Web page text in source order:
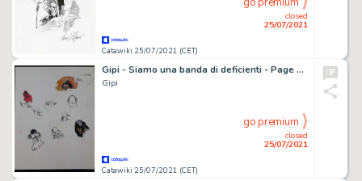
Catawiki 25/07/2021 (CET)
closed
25/07/2021
Gipi - Siamo una banda di deficienti - Page volante - EO
Gipi
Catawiki 25/07/2021 (CET)
closed
25/07/2021
go premium